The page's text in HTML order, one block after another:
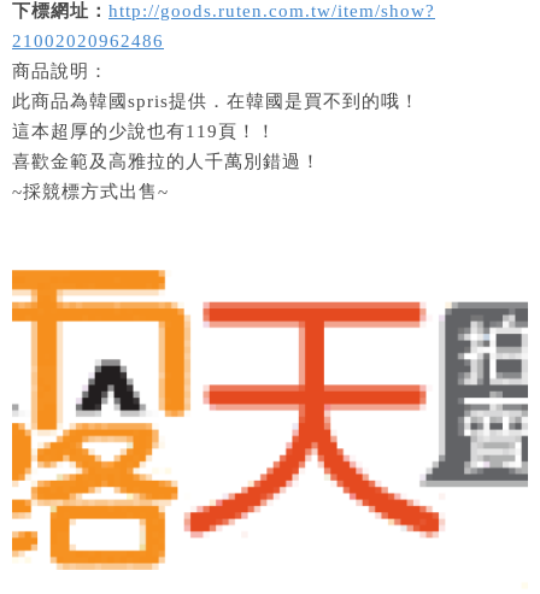
下標網址： http://goods.ruten.com.tw/item/show?
21002020962486
商品說明：
此商品為韓國spris提供．在韓國是買不到的哦！
這本超厚的少說也有119頁！！
喜歡金範及高雅拉的人千萬別錯過！
~採競標方式出售~